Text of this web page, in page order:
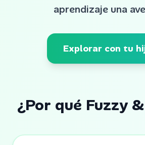
aprendizaje una
Explorar con tu
¿Por qué Fuzzy